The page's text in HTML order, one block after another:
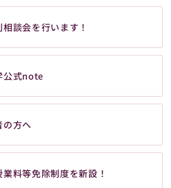
談会を行います！
公式note
の方へ
料等免除制度を新設！